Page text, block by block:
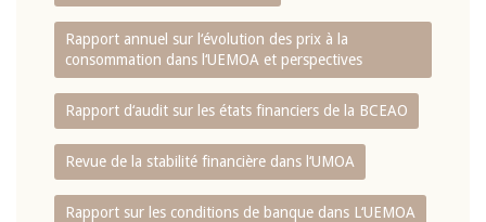
Rapport annuel sur l‘évolution des prix à la
consommation dans l‘UEMOA et perspectives
Rapport d‘audit sur les états financiers de la BCEAO
Revue de la stabilité financière dans l‘UMOA
Rapport sur les conditions de banque dans L‘UEMOA